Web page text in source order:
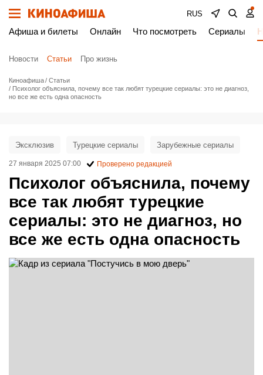
RUS
Афиша и билеты Онлайн Что посмотреть Сериалы
Новости Статьи Про жизнь
Киноафиша
Статьи
Психолог объяснила, почему все так любят турецкие сериалы: это не диагноз,
но все же есть одна опасность
Психолог объяснила, почему
все так любят турецкие
сериалы: это не диагноз, но
все же есть одна опасность
Эксклюзив Турецкие сериалы Зарубежные сериалы
27 января 2025 07:00 Проверено редакцией